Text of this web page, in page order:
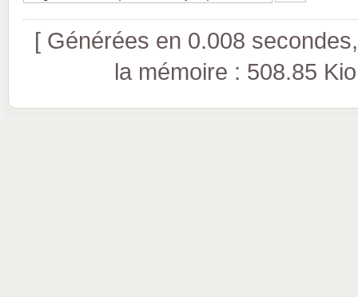
[ Générées en 0.008
la mémoire : 508.85